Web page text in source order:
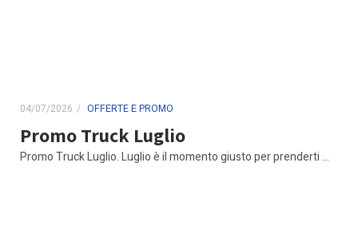
04/07/2026 OFFERTE E PROMO
Promo Truck Luglio
Promo Truck Luglio. Luglio è il momento giusto per prenderti ...